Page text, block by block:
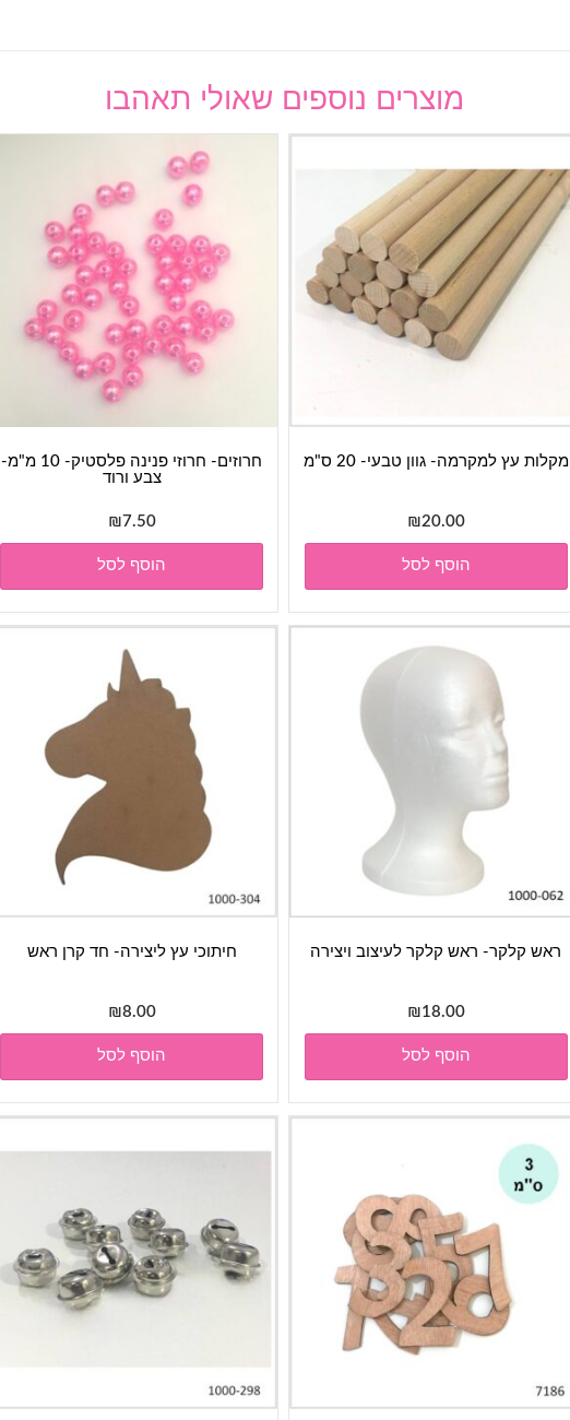
מוצרים נוספים שאולי תאהבו
חרוזים- חרוזי פנינה פלסטיק- 10 מ"מ-
צבע ורוד
₪7.50
הוסף לסל
מקלות עץ למקרמה- גוון טבעי- 20 ס"מ
₪20.00
הוסף לסל
חיתוכי עץ ליצירה- חד קרן ראש
₪8.00
הוסף לסל
ראש קלקר- ראש קלקר לעיצוב ויצירה
₪18.00
הוסף לסל